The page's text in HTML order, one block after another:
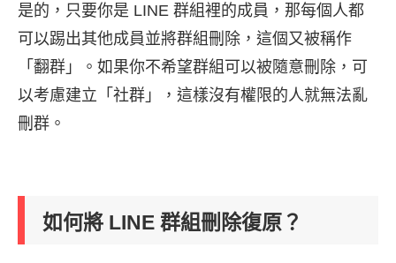
是的，只要你是 LINE 群組裡的成員，那每個人都
可以踢出其他成員並將群組刪除，這個又被稱作
「翻群」。如果你不希望群組可以被隨意刪除，可
以考慮建立「社群」，這樣沒有權限的人就無法亂
刪群。
如何將 LINE 群組刪除復原？